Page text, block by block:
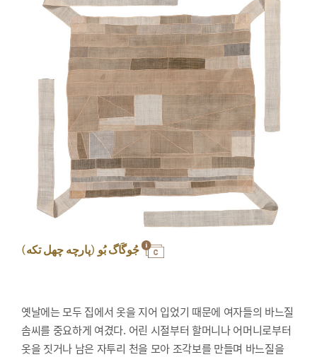
جُوگَاگ بُو (پارچه چهل تکه)
옛날에는 모두 집에서 옷을 지어 입었기 때문에 여자들의 바느질
솜씨를 중요하게 여겼다. 어린 시절부터 할머니나 어머니로부터
옷을 짓거나 남은 자투리 천을 모아 조각보를 만들며 바느질을